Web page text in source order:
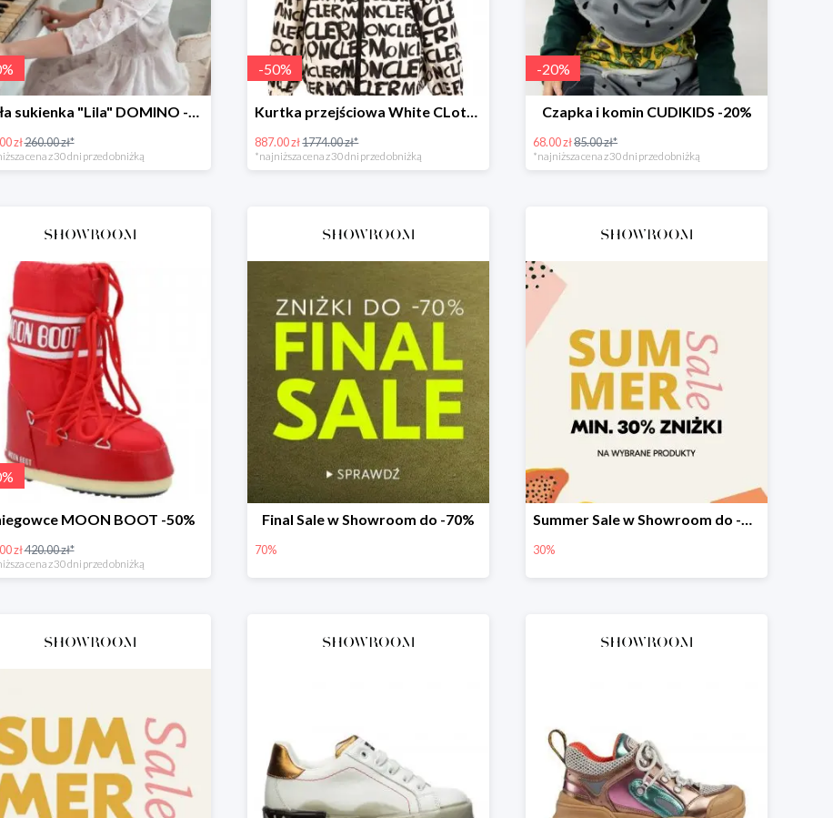
%
Biała sukienka "Lila" DOMINO -50%
zł260.00 zł*
cena z 30 dni przed obniżką
-50%
Kurtka przejściowa White CLothing MONCLER -50%
887.00 zł1774.00 zł*
*najniższa cena z 30 dni przed obniżką
-20%
Czapka i komin CUDIKIDS -20%
68.00 zł85.00 zł*
*najniższa cena z 30 dni przed obniżką
%
MOON BOOT -50%
zł420.00 zł*
cena z 30 dni przed obniżką
Final Sale w Showroom do -70%
70%
Summer Sale w Showroom do -30%
30%